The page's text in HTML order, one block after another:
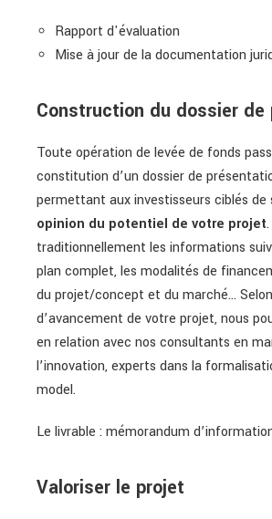
Rapport d'évaluation
Mise à jour de la documentation
Construction du dossier de
Toute opération de levée de fonds
constitution d’un dossier de
permettant aux investisseurs ciblés de
opinion du potentiel de votre projet
traditionnellement les informations
plan complet, les modalités de
du projet/concept et du marché…
d’avancement de votre projet, nous
en relation avec nos consultants en
l’innovation, experts dans la
model.
Le livrable : mémorandum
Valoriser le projet